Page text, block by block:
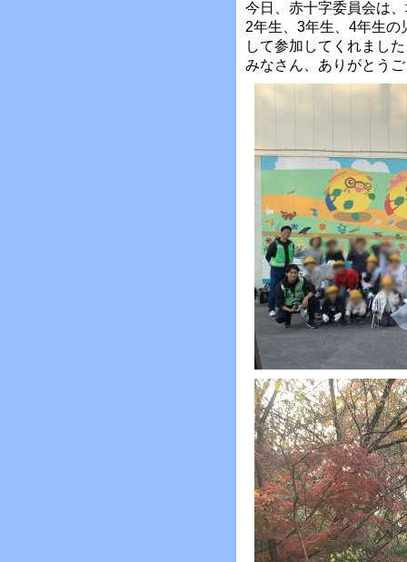
今日、赤十字委員会は
2年生、3年生、4年生
して参加してくれまし
みなさん、ありがとう